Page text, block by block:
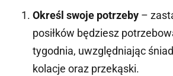
Określ swoje potrzeby –
posiłków będziesz
tygodnia, uwzględniając
kolacje oraz przekąski.